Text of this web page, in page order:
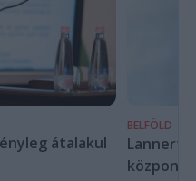
átalakul
BELFÖLD
Lannert